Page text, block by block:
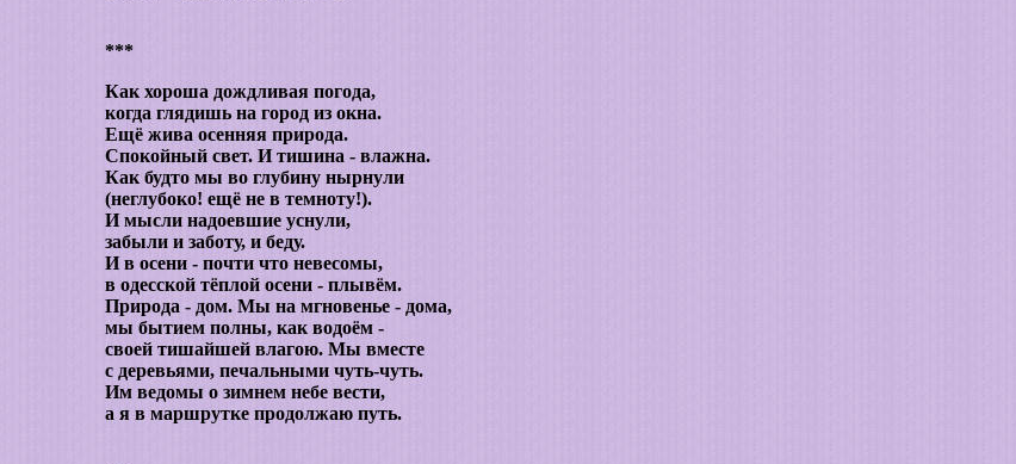
***
Как хороша дождливая погода,
когда глядишь на город из окна.
Ещё жива осенняя природа.
Спокойный свет. И тишина - влажна.
Как будто мы во глубину нырнули
(неглубоко! ещё не в темноту!).
И мысли надоевшие уснули,
забыли и заботу, и беду.
И в осени - почти что невесомы,
в одесской тёплой осени - плывём.
Природа - дом. Мы на мгновенье - дома,
мы бытием полны, как водоём -
своей тишайшей влагою. Мы вместе
с деревьями, печальными чуть-чуть.
Им ведомы о зимнем небе вести,
а я в маршрутке продолжаю путь.